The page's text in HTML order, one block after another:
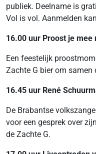
publiek. Deelname is
Vol is vol. Aanmelden
16.00 uur Proost je mee
Een feestelijk
Zachte G bier om samen
16.45 uur René
De Brabantse
voor een gesprek over
de Zachte G.